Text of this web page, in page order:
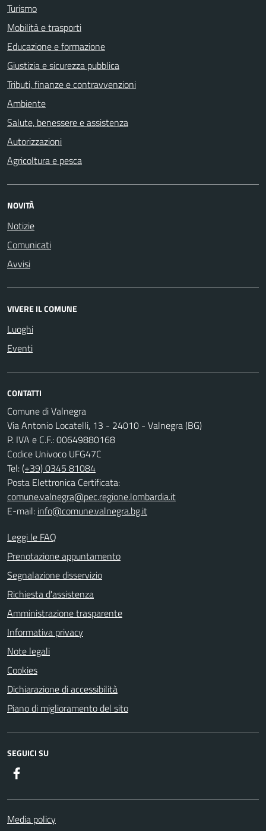
Turismo
Mobilità e trasporti
Educazione e formazione
Giustizia e sicurezza pubblica
Tributi, finanze e contravvenzioni
Ambiente
Salute, benessere e assistenza
Autorizzazioni
Agricoltura e pesca
NOVITÀ
Notizie
Comunicati
Avvisi
VIVERE IL COMUNE
Luoghi
Eventi
CONTATTI
Comune di Valnegra
Via Antonio Locatelli, 13 - 24010 - Valnegra (BG)
P. IVA e C.F.: 00649880168
Codice Univoco UFG47C
Tel:(+39) 0345 81084
Posta Elettronica Certificata:
comune.valnegra@pec.regione.lombardia.it
E-mail: info@comune.valnegra.bg.it
Leggi le FAQ
Prenotazione appuntamento
Segnalazione disservizio
Richiesta d'assistenza
Amministrazione trasparente
Informativa privacy
Note legali
Cookies
Dichiarazione di accessibilità
Piano di miglioramento del sito
SEGUICI SU
Media policy